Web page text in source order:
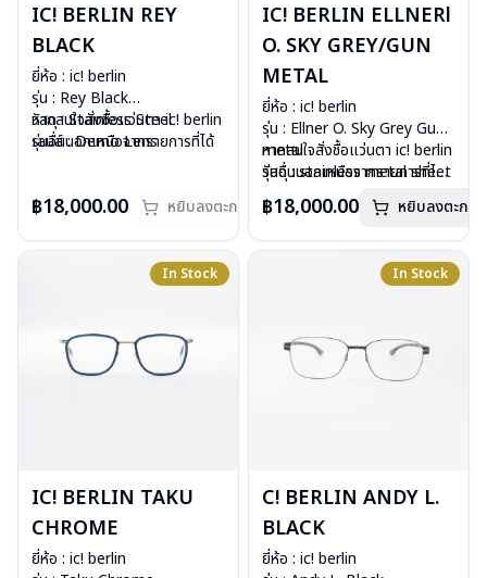
IC! BERLIN REY
BLACK
ยี่ห้อ : ic! berlin
รุ่น : Rey Black
วัสดุ : Stainless Steel
เลนส์ : Demo Lens
การรับประกัน : 1 ปี
หากสนใจสั่งชื้อแว่นตา ic! berlin
รุ่นอื่นนอกเหนือจากรายการที่ได้
ต้องการสั่งกรุณาติดต่อเรา คลิก
฿18,000.00 หยิบลงตะกร้า
IC! BERLIN ELLNERl
O. SKY GREY/GUN
METAL
ยี่ห้อ : ic! berlin
รุ่น : Ellner O. Sky Grey Gun
metal
วัสดุ : stainless metal sheet
+ plastic
เลนส์ : Demo lens
บานพับ : ไม่มีสปริง
อุปกรณ์ : กล่องแว่น, ผ้าเช็ดแว่น
หากสนใจสั่งชื้อแว่นตา ic! berlin
รุ่นอื่นนอกเหนือจากรายการที่ได้
ลงไว้กรุณาติดต่อเรา
฿18,000.00 หยิบลงตะกร้า
In Stock
IC! BERLIN TAKU
CHROME
ยี่ห้อ : ic! berlin
In Stock
C! BERLIN ANDY L.
BLACK
ยี่ห้อ : ic! berlin